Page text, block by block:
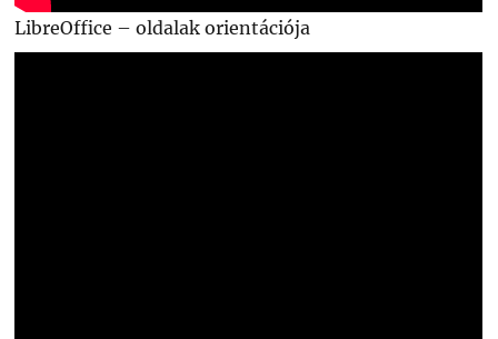
LibreOffice – oldalak orientációja